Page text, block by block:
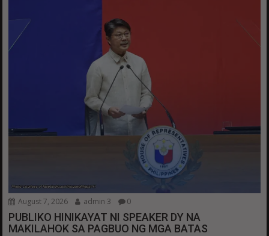
August 7, 2026 admin 3 0
PUBLIKO HINIKAYAT NI SPEAKER DY NA
MAKILAHOK SA PAGBUO NG MGA BATAS